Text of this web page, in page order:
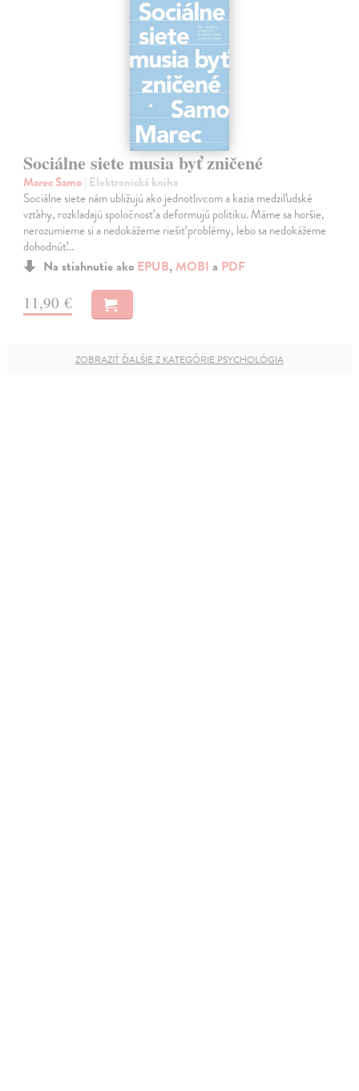
Sociálne siete musia byť zničené
Marec Samo| Elektronická kniha
Sociálne siete nám ubližujú ako jednotlivcom a kazia medziľudské
vzťahy, rozkladajú spoločnosť a deformujú politiku. Máme sa horšie,
nerozumieme si a nedokážeme riešiť problémy, lebo sa nedokážeme
dohodnúť…
Na stiahnutie ako EPUB, MOBI a PDF
11,90 €
ZOBRAZIŤ ĎALŠIE Z KATEGÓRIE PSYCHOLÓGIA